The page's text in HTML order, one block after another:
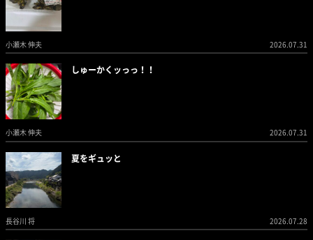
小瀬木 伸夫 2026.07.31
しゅーかくッっっ！！
小瀬木 伸夫 2026.07.31
夏をギュッと
長谷川 将 2026.07.28